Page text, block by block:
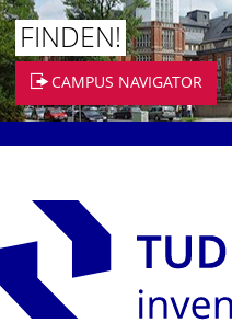
FINDEN!
CAMPUS NAVIGATOR